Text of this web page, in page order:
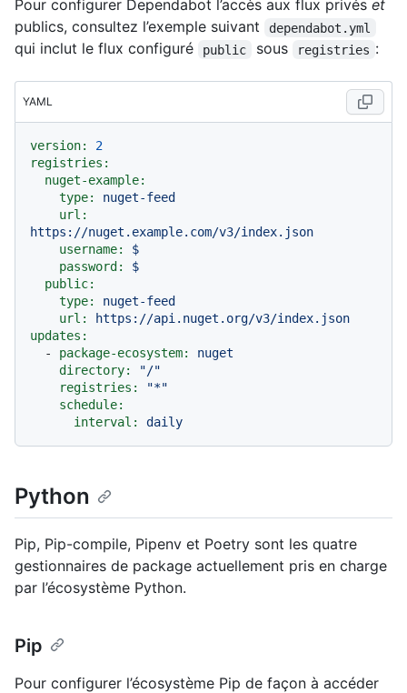
Pour configurer Dependabot l’accès aux flux privés et
publics, consultez l’exemple suivant
dependabot.yml
qui inclut le flux configuré public sous registries :
YAML
version:
2
registries:
nuget-example:
type:
nuget-feed
url:
https://nuget.example.com/v3/index.json
username:
$
password:
$
public:
type:
nuget-feed
url:
https://api.nuget.org/v3/index.json
updates:
-
package-ecosystem:
nuget
directory:
"/"
registries:
"*"
schedule:
interval:
daily
Python
Pip, Pip-compile, Pipenv et Poetry sont les quatre
gestionnaires de package actuellement pris en charge
par l’écosystème Python.
Pip
Pour configurer l’écosystème Pip de façon à accéder